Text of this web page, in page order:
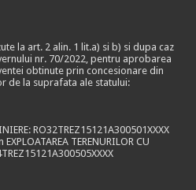
la art. 2 alin. 1 lit.a) si b) si dupa caz
nr. 70/2022, pentru aprobarea
obtinute prin concesionare din
de la suprafata ale statului:
RO32TREZ15121A300501XXXX
TERENURILOR CU